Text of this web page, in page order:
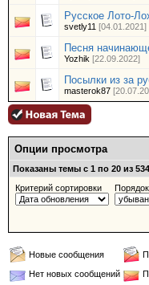
Русское Лото-
svetly11 [04.01.2021]
Песня
Yozhik [22.09.2022]
Посылки из за
masterok87
Опции просмотра
Показаны темы с 1 по 20 из 534
Критерий сортировки
Новые сообщения
Нет новых сообщений